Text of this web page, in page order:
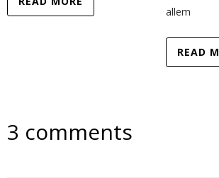
allem
READ
3 comments